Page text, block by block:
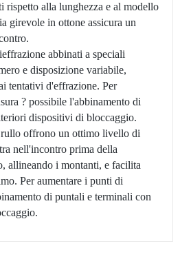
rispetto alla lunghezza e al modello
girevole in ottone assicura un
abbinati a speciali
e disposizione variabile,
tentativi d'effrazione. Per
? possibile l'abbinamento di
dispositivi di bloccaggio.
offrono un ottimo livello di
nell'incontro prima della
allineando i montanti, e facilita
Per aumentare i punti di
di puntali e terminali con